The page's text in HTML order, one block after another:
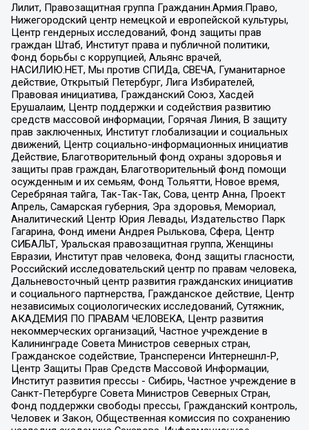
Лилит, Правозащитная группа Гражданин.Армия.Право,
Нижегородский центр немецкой и европейской культуры,
Центр гендерных исследований, Фонд защиты прав
граждан Штаб, Институт права и публичной политики,
Фонд борьбы с коррупцией, Альянс врачей,
НАСИЛИЮ.НЕТ, Мы против СПИДа, СВЕЧА, Гуманитарное
действие, Открытый Петербург, Лига Избирателей,
Правовая инициатива, Гражданский Союз, Хасдей
Ерушалаим, Центр поддержки и содействия развитию
средств массовой информации, Горячая Линия, В защиту
прав заключенных, Институт глобализации и социальных
движений, Центр социально-информационных инициатив
Действие, Благотворительный фонд охраны здоровья и
защиты прав граждан, Благотворительный фонд помощи
осужденным и их семьям, Фонд Тольятти, Новое время,
Серебряная тайга, Так-Так-Так, Сова, центр Анна, Проект
Апрель, Самарская губерния, Эра здоровья, Мемориал,
Аналитический Центр Юрия Левады, Издательство Парк
Гагарина, Фонд имени Андрея Рылькова, Сфера, Центр
СИБАЛЬТ, Уральская правозащитная группа, Женщины
Евразии, Институт прав человека, Фонд защиты гласности,
Российский исследовательский центр по правам человека,
Дальневосточный центр развития гражданских инициатив
и социального партнерства, Гражданское действие, Центр
независимых социологических исследований, Сутяжник,
АКАДЕМИЯ ПО ПРАВАМ ЧЕЛОВЕКА, Центр развития
некоммерческих организаций, Частное учреждение в
Калининграде Совета Министров северных стран,
Гражданское содействие, Трансперенси Интернешнл-Р,
Центр Защиты Прав Средств Массовой Информации,
Институт развития прессы - Сибирь, Частное учреждение в
Санкт-Петербурге Совета Министров Северных Стран,
Фонд поддержки свободы прессы, Гражданский контроль,
Человек и Закон, Общественная комиссия по сохранению